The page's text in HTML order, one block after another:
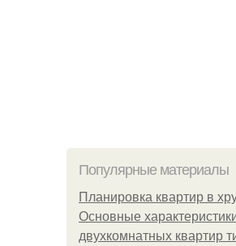
Популярные материалы
Планировка квартир в
Основные
двухкомнатных квартир